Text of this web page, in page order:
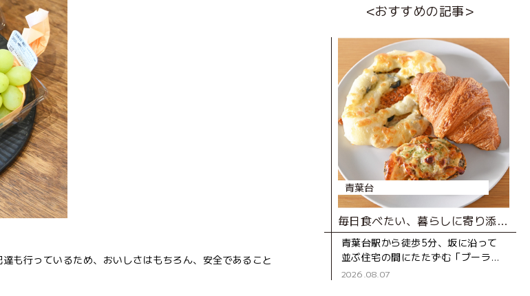
も行っているため、おいしさはもちろん、安全であること
<おすすめの記事>
青葉台
毎日食べたい、暮らしに寄り添うベーカリー
青葉台駅から徒歩5分、坂に沿って
並ぶ住宅の間にたたずむ「ブーラン
ジェD316 CASA」は、2020年にオ
2026.08.07